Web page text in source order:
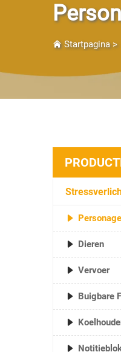
Startpagina>
Dieren
Vervoer
Buigbare